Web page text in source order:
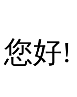
您好!